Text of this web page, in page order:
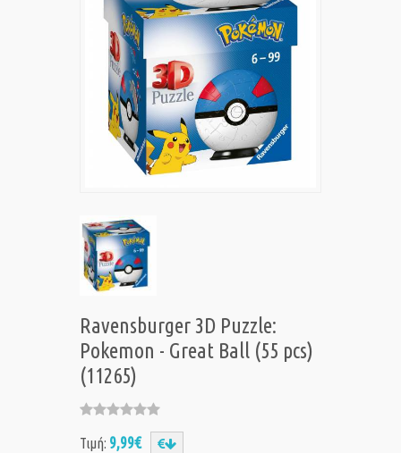
Ravensburger 3D Puzzle:
Pokemon - Great Ball (55 pcs)
(11265)
Τιμή: 9,99€